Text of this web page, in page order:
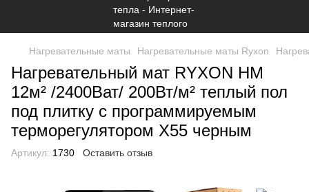
Нагревательные маты Нагревательные маты Ryxon
Нагревательный мат RYXON HM
12м² /2400Ват/ 200Вт/м² теплый пол
под плитку c программируемым
терморегулятором Х55 черным
Артикул: 1730 Оставить отзыв